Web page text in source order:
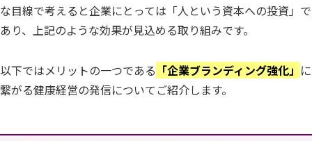
な目線で考えると企業にとっては「人という資本への投資」で
あり、上記のような効果が見込める取り組みです。
以下ではメリットの一つである 「企業ブランディング強化」 に
繋がる健康経営の発信についてご紹介します。